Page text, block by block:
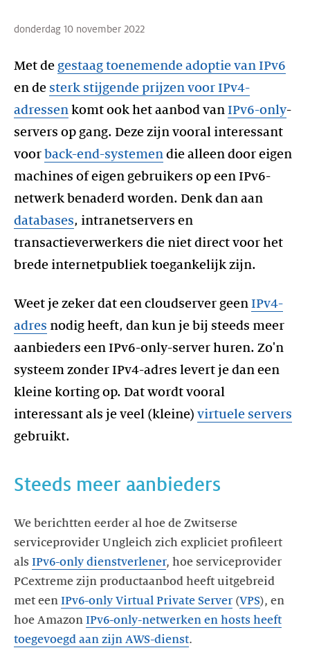
donderdag 10 november 2022
Met de gestaag toenemende adoptie van IPv6
en de sterk stijgende prijzen voor IPv4-
adressen komt ook het aanbod van IPv6-only-
servers op gang. Deze zijn vooral interessant
voor back-end-systemen die alleen door eigen
machines of eigen gebruikers op een IPv6-
netwerk benaderd worden. Denk dan aan
databases, intranetservers en
transactieverwerkers die niet direct voor het
brede internetpubliek toegankelijk zijn.
Weet je zeker dat een cloudserver geen IPv4-
adres nodig heeft, dan kun je bij steeds meer
aanbieders een IPv6-only-server huren. Zo'n
systeem zonder IPv4-adres levert je dan een
kleine korting op. Dat wordt vooral
interessant als je veel (kleine) virtuele servers
gebruikt.
Steeds meer aanbieders
We berichtten eerder al hoe de Zwitserse
serviceprovider Ungleich zich expliciet profileert
als IPv6-only dienstverlener, hoe serviceprovider
PCextreme zijn productaanbod heeft uitgebreid
met een IPv6-only Virtual Private Server (VPS), en
hoe Amazon IPv6-only-netwerken en hosts heeft
toegevoegd aan zijn AWS-dienst.